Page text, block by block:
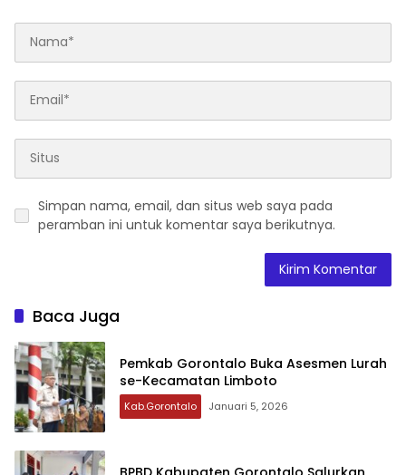
Simpan nama, email, dan situs web saya pada
peramban ini untuk komentar saya berikutnya.
Baca Juga
Pemkab Gorontalo Buka Asesmen Lurah
se-Kecamatan Limboto
Kab.Gorontalo Januari 5, 2026